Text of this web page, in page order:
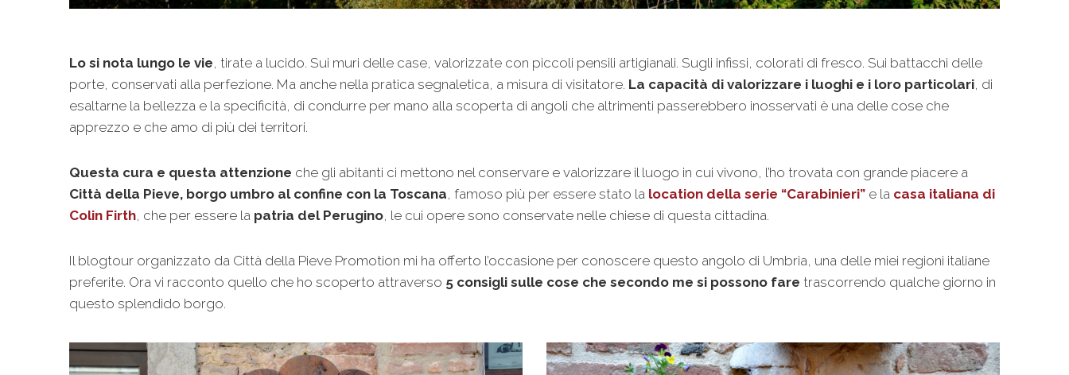
Lo si nota lungo le vie, tirate a lucido. Sui muri delle case, valorizzate con piccoli pensili artigianali. Sugli infissi, colorati di fresco. Sui battacchi delle
porte, conservati alla perfezione. Ma anche nella pratica segnaletica, a misura di visitatore. La capacità di valorizzare i luoghi e i loro particolari, di
esaltarne la bellezza e la specificità, di condurre per mano alla scoperta di angoli che altrimenti passerebbero inosservati è una delle cose che
apprezzo e che amo di più dei territori.
Questa cura e questa attenzione che gli abitanti ci mettono nel conservare e valorizzare il luogo in cui vivono, l’ho trovata con grande piacere a
Città della Pieve, borgo umbro al confine con la Toscana, famoso più per essere stato la location della serie “Carabinieri” e la casa italiana di
Colin Firth, che per essere la patria del Perugino, le cui opere sono conservate nelle chiese di questa cittadina.
Il blogtour organizzato da Città della Pieve Promotion mi ha offerto l’occasione per conoscere questo angolo di Umbria, una delle miei regioni italiane
preferite. Ora vi racconto quello che ho scoperto attraverso 5 consigli sulle cose che secondo me si possono fare trascorrendo qualche giorno in
questo splendido borgo.